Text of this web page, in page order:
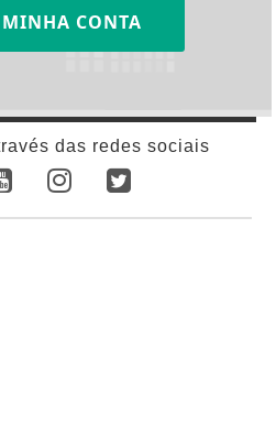
CONTA
das redes sociais